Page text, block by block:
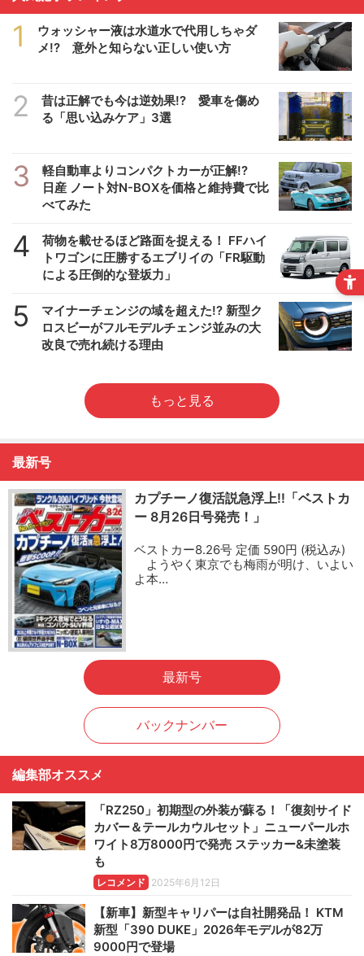
1
ウォッシャー液は水道水で代用しちゃダ
メ!? 意外と知らない正しい使い方
2
昔は正解でも今は逆効果!? 愛車を傷め
る「思い込みケア」3選
3
軽自動車よりコンパクトカーが正解!?
日産 ノート対N-BOXを価格と維持費で比
べてみた
4
荷物を載せるほど路面を捉える！ FFハイ
トワゴンに圧勝するエブリイの「FR駆動
による圧倒的な登坂力」
5
マイナーチェンジの域を超えた!? 新型ク
ロスビーがフルモデルチェンジ並みの大
改良で売れ続ける理由
もっと見る
最新号
カプチーノ復活説急浮上!!「ベストカ
ー 8月26日号発売！」
ベストカー8.26号 定価 590円 (税込み)
ようやく東京でも梅雨が明け、いよい
よ本…
最新号
バックナンバー
編集部オススメ
「RZ250」初期型の外装が蘇る！「復刻サイド
カバー＆テールカウルセット」ニューパールホ
ワイト8万8000円で発売 ステッカー&未塗装
も
レコメンド 2025年6月12日
【新車】新型キャリパーは自社開発品！ KTM
新型「390 DUKE」2026年モデルが82万
9000円で登場